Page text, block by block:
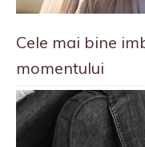
Cele mai bine
momentului